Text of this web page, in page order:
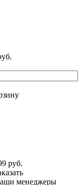
руб.
менеджеры